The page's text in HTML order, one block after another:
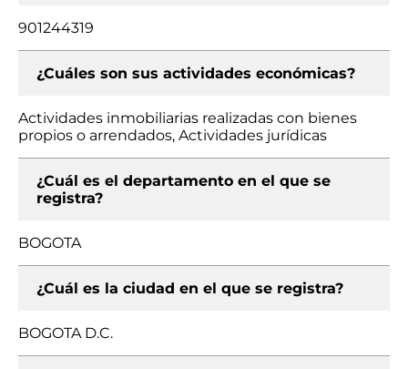
901244319
¿Cuáles son sus actividades económicas?
Actividades inmobiliarias realizadas con bienes
propios o arrendados, Actividades jurídicas
¿Cuál es el departamento en el que se
registra?
BOGOTA
¿Cuál es la ciudad en el que se registra?
BOGOTA D.C.